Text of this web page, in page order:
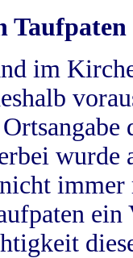
Taufpaten
im
wurde